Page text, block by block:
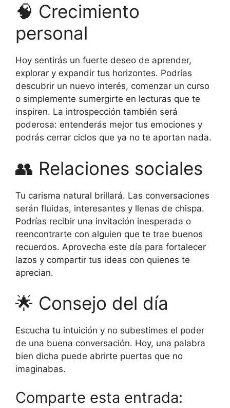
🧠 Crecimiento
personal
Hoy sentirás un fuerte deseo de aprender,
explorar y expandir tus horizontes. Podrías
descubrir un nuevo interés, comenzar un curso
o simplemente sumergirte en lecturas que te
inspiren. La introspección también será
poderosa: entenderás mejor tus emociones y
podrás cerrar ciclos que ya no te aportan nada.
👥 Relaciones sociales
Tu carisma natural brillará. Las conversaciones
serán fluidas, interesantes y llenas de chispa.
Podrías recibir una invitación inesperada o
reencontrarte con alguien que te trae buenos
recuerdos. Aprovecha este día para fortalecer
lazos y compartir tus ideas con quienes te
aprecian.
🌟 Consejo del día
Escucha tu intuición y no subestimes el poder
de una buena conversación. Hoy, una palabra
bien dicha puede abrirte puertas que no
imaginabas.
Comparte esta entrada: